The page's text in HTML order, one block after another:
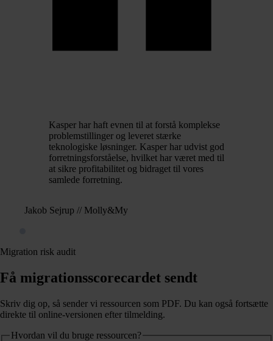
Kasper har haft evnen til at forstå komplekse
problemstillinger og leveret stærke
teknologiske løsninger. Kasper har udvist god
forretningsforståelse, hvilket har været med til
at sikre profitabilitet og bidraget til vores
samlede forretning.
Jakob Sejrup // Molly&My
Migration risk audit
Få migrationsscorecardet sendt
Skriv dig op, så sender vi ressourcen som PDF. Du kan også fortsætte
direkte til online-versionen efter tilmelding.
Hvordan vil du bruge ressourcen?